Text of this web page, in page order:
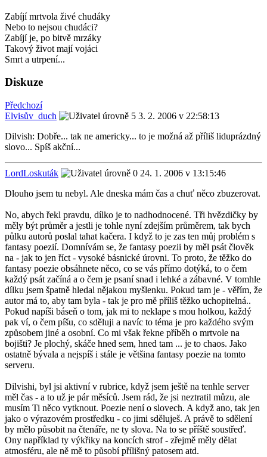
Zabíjí mrtvola živé chudáky
Nebo to nejsou chudáci?
Zabíjí je, po bitvě mrzáky
Takový život mají vojáci
Smrt a utrpení...
Diskuze
Předchozí
Elvisův_duch
3. 2. 2006 v 22:58:13
Dilvish: Dobře... tak ne americky... to je možná až příliš liduprázdný
slovo... Spíš akční...
LordLoskuták
24. 1. 2006 v 13:15:46
Dlouho jsem tu nebyl. Ale dneska mám čas a chuť něco zbuzerovat.
No, abych řekl pravdu, dílko je to nadhodnocené. Tři hvězdičky by
měly být průměr a jestli je tohle nyní zdejším průměrem, tak bych
půlku autorů poslal tahat kačera. I když to je zas ten můj problém s
fantasy poezií. Domnívám se, že fantasy poezii by měl psát člověk
na - jak to jen říct - vysoké básnické úrovni. To proto, že těžko do
fantasy poezie obsáhnete něco, co se vás přímo dotýká, to o čem
každý psát začíná a o čem je psaní snad i lehké a zábavné. V tomhle
dílku jsem špatně hledal nějakou myšlenku. Pokud tam je - věřím, že
autor má to, aby tam byla - tak je pro mě příliš těžko uchopitelná..
Pokud napíši báseň o tom, jak mi to neklape s mou holkou, každý
pak ví, o čem píšu, co sděluji a navíc to téma je pro každého svým
způsobem jiné a osobní. Co mi však řekne příběh o mrtvole na
bojišti? Je plochý, skáče hned sem, hned tam ... je to chaos. Jako
ostatně bývala a nejspíš i stále je většina fantasy poezie na tomto
serveru.
Dilvishi, byl jsi aktivní v rubrice, když jsem ještě na tenhle server
měl čas - a to už je pár měsíců. Jsem rád, že jsi neztratil můzu, ale
musím Ti něco vytknout. Poezie není o slovech. A když ano, tak jen
jako o výrazovém prostředku - co jimi sděluješ. A právě to sdělení
by mělo působit na čtenáře, ne ty slova. Na to se příště soustřeď.
Ony například ty výkřiky na koncích strof - zřejmě měly dělat
atmosféru, ale ně mě to působí přílišný patosem atd.